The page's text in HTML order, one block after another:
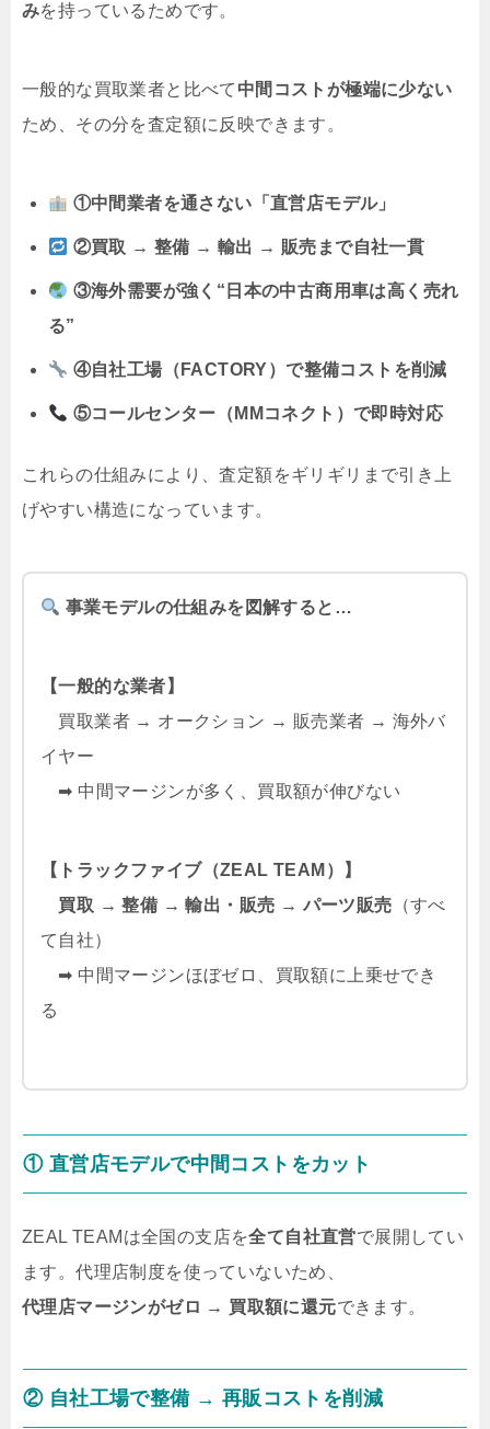
みを持っているためです。
一般的な買取業者と比べて 中間コストが極端に少ない
ため、その分を査定額に反映できます。
①中間業者を通さない「直営店モデル」
②買取 → 整備 → 輸出 → 販売まで自社一貫
③海外需要が強く“日本の中古商用車は高く売れ
る”
④自社工場（FACTORY）で整備コストを削減
⑤コールセンター（MMコネクト）で即時対応
これらの仕組みにより、査定額をギリギリまで引き上
げやすい構造になっています。
事業モデルの仕組みを図解すると…
【一般的な業者】
買取業者 → オークション → 販売業者 → 海外バ
イヤー
➡ 中間マージンが多く、買取額が伸びない
【トラックファイブ（ZEAL TEAM）】
買取 → 整備 → 輸出・販売 → パーツ販売 （すべ
て自社）
➡ 中間マージンほぼゼロ、買取額に上乗せでき
る
① 直営店モデルで中間コストをカット
ZEAL TEAMは全国の支店を全て自社直営で展開してい
ます。代理店制度を使っていないため、
代理店マージンがゼロ → 買取額に還元できます。
② 自社工場で整備 → 再販コストを削減